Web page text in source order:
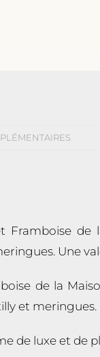
de
Une
de la
et meringues.
de luxe et de